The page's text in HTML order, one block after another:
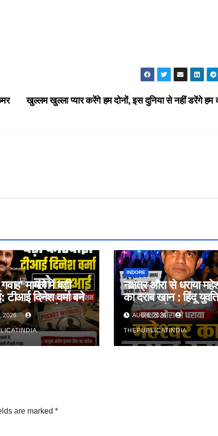
खुल्लम खुल्ला प्यार करेंगे हम दोनों, इस दुनिया से नहीं डरेंगे हम
मामले में बड़ी
टीआई दिनेश वर्मा बने
साल तक रहेगा
2026
INDORE
नक्षत्र औरा से धराया
का दराब खान : हिंदू
साथ क्लब में जमकर
अय्याशियाँ
AUG 6, 2026
THEPUBLICATINDIA
are marked *